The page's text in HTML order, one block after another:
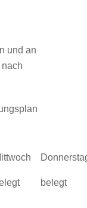
und an
belegt